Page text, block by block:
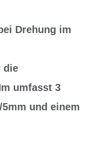
Drehung im
die
umfasst 3
und einem